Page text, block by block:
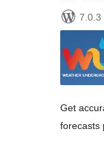
7.0.3
Get
forecasts